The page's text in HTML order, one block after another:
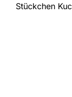
Stückchen